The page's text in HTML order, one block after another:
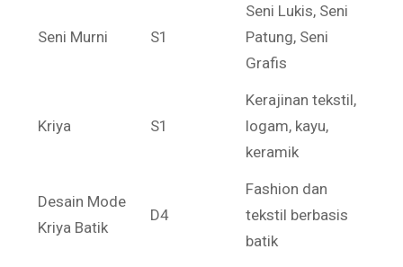
Seni Murni S1
Seni Lukis, Seni
Patung, Seni
Grafis
Kriya S1
Kerajinan tekstil,
logam, kayu,
keramik
Desain Mode
Kriya Batik
D4
Fashion dan
tekstil berbasis
batik